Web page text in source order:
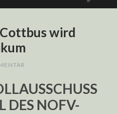
wird
DES NOFV-